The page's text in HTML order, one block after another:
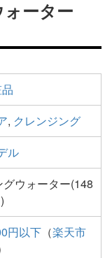
ーター
, クレンジング
ル
ウォーター(148
円以下（楽天市